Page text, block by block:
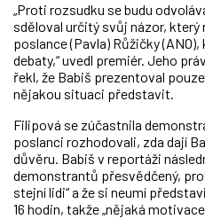
„Proti rozsudku se budu
sděloval určitý svůj názor, který
poslance (Pavla) Růžičky
debaty,“ uvedl premiér. Jeho
řekl, že Babiš prezentoval
nějakou situaci představit.
Filipová se zúčastnila
poslanci rozhodovali, zda dají
důvěru. Babiš v reportáži
demonstrantů přesvědčený,
stejní lidi“ a že si neumí
16 hodin, takže „nějaká